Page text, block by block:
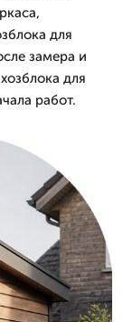
для
замера и
для
работ.